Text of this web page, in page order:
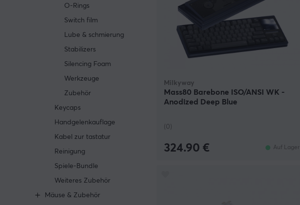
O-Rings
Switch film
Lube & schmierung
Stabilizers
Silencing Foam
Werkzeuge
Zubehör
Keycaps
Handgelenkauflage
Kabel zur tastatur
Reinigung
Spiele-Bundle
Weiteres Zubehör
Mäuse & Zubehör
Milkyway
Mass80 Barebone ISO/ANSI WK -
Anodized Deep Blue
(0)
324.90 € Auf Lager